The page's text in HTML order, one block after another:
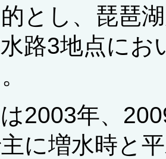
とし、琵琶
路3地点にお
2003年、
に増水時と